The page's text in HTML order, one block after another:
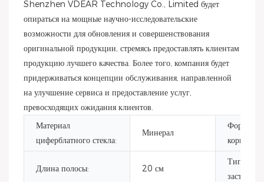
Shenzhen VDEAR Technology Co., Limited будет
опираться на мощные научно-исследовательские
возможности для обновления и совершенствования
оригинальной продукции, стремясь предоставлять клиентам
продукцию лучшего качества. Более того, компания будет
придерживаться концепции обслуживания, направленной
на улучшение сервиса и предоставление услуг,
превосходящих ожидания клиентов.
Материал
циферблатного стекла:
Минерал
Форма
корпуса:
Длина полосы: 20 см
Тип
застежки: